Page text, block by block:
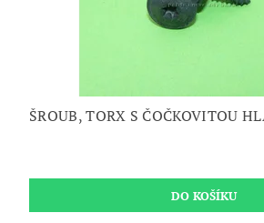
ŠROUB, TORX S ČOČKOVITOU